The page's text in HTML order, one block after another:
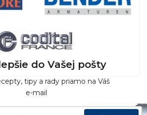
do Vašej pošty
tipy a rady priamo na Váš
e-mail